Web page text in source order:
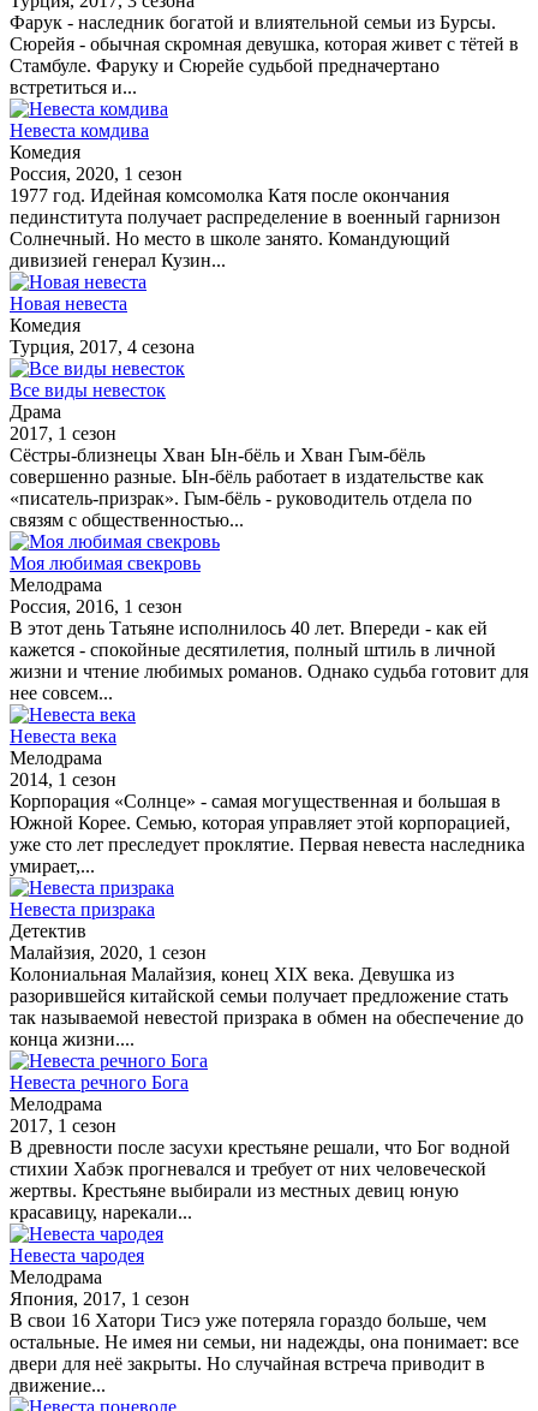
Фарук - наследник богатой и влиятельной семьи из Бурсы.
Сюрейя - обычная скромная девушка, которая живет с тётей в
Стамбуле. Фаруку и Сюрейе судьбой предначертано
встретиться и...
Невеста комдива
Комедия
Россия, 2020, 1 сезон
1977 год. Идейная комсомолка Катя после окончания
пединститута получает распределение в военный гарнизон
Солнечный. Но место в школе занято. Командующий
дивизией генерал Кузин...
Новая невеста
Комедия
Турция, 2017, 4 сезона
Все виды невесток
Драма
2017, 1 сезон
Сёстры-близнецы Хван Ын-бёль и Хван Гым-бёль
совершенно разные. Ын-бёль работает в издательстве как
«писатель-призрак». Гым-бёль - руководитель отдела по
связям с общественностью...
Моя любимая свекровь
Мелодрама
Россия, 2016, 1 сезон
В этот день Татьяне исполнилось 40 лет. Впереди - как ей
кажется - спокойные десятилетия, полный штиль в личной
жизни и чтение любимых романов. Однако судьба готовит для
нее совсем...
Невеста века
Мелодрама
2014, 1 сезон
Корпорация «Солнце» - самая могущественная и большая в
Южной Корее. Семью, которая управляет этой корпорацией,
уже сто лет преследует проклятие. Первая невеста наследника
умирает,...
Невеста призрака
Детектив
Малайзия, 2020, 1 сезон
Колониальная Малайзия, конец XIX века. Девушка из
разорившейся китайской семьи получает предложение стать
так называемой невестой призрака в обмен на обеспечение до
конца жизни....
Невеста речного Бога
Мелодрама
2017, 1 сезон
В древности после засухи крестьяне решали, что Бог водной
стихии Хабэк прогневался и требует от них человеческой
жертвы. Крестьяне выбирали из местных девиц юную
красавицу, нарекали...
Невеста чародея
Мелодрама
Япония, 2017, 1 сезон
В свои 16 Хатори Тисэ уже потеряла гораздо больше, чем
остальные. Не имея ни семьи, ни надежды, она понимает: все
двери для неё закрыты. Но случайная встреча приводит в
движение...